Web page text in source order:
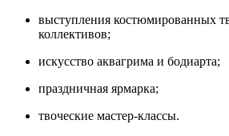
выступления костюмированных
коллективов;
искусство аквагрима и бодиарта;
праздничная ярмарка;
твоческие мастер-классы.